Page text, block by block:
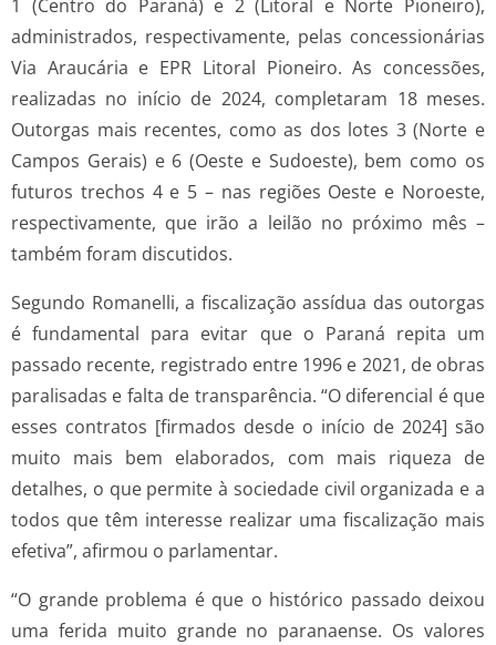
1 (Centro do Paraná) e 2 (Litoral e Norte Pioneiro),
administrados, respectivamente, pelas concessionárias
Via Araucária e EPR Litoral Pioneiro. As concessões,
realizadas no início de 2024, completaram 18 meses.
Outorgas mais recentes, como as dos lotes 3 (Norte e
Campos Gerais) e 6 (Oeste e Sudoeste), bem como os
futuros trechos 4 e 5 – nas regiões Oeste e Noroeste,
respectivamente, que irão a leilão no próximo mês –
também foram discutidos.
Segundo Romanelli, a fiscalização assídua das outorgas
é fundamental para evitar que o Paraná repita um
passado recente, registrado entre 1996 e 2021, de obras
paralisadas e falta de transparência. “O diferencial é que
esses contratos [firmados desde o início de 2024] são
muito mais bem elaborados, com mais riqueza de
detalhes, o que permite à sociedade civil organizada e a
todos que têm interesse realizar uma fiscalização mais
efetiva”, afirmou o parlamentar.
“O grande problema é que o histórico passado deixou
uma ferida muito grande no paranaense. Os valores